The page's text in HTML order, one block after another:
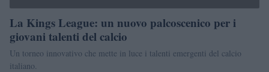
La Kings League: un nuovo palcoscenico per i
giovani talenti del calcio
Un torneo innovativo che mette in luce i talenti emergenti del calcio
italiano.